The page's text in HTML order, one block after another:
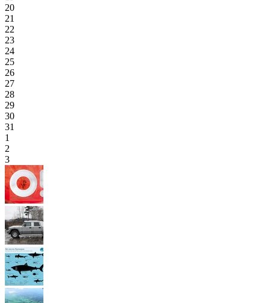
20
21
22
23
24
25
26
27
28
29
30
31
1
2
3